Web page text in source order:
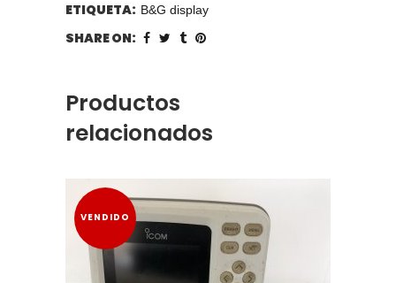
ETIQUETA: B&G display
SHARE ON:
Productos
relacionados
VENDIDO